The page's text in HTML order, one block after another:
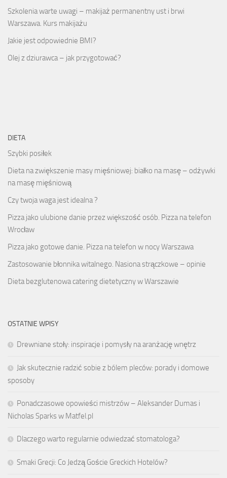
Szkolenia warte uwagi – makijaż permanentny ust i brwi
Warszawa. Kurs makijażu
Jakie jest odpowiednie BMI?
Olej z dziurawca – jak przygotować?
DIETA
Szybki posiłek
Dieta na zwiększenie masy mięśniowej: białko na masę – odżywki
na masę mięśniową
Czy twoja waga jest idealna ?
Pizza jako ulubione danie przez większość osób. Pizza na telefon
Wrocław
Pizza jako gotowe danie. Pizza na telefon w nocy Warszawa
Zastosowanie błonnika witalnego. Nasiona strączkowe – opinie
Dieta bezglutenowa catering dietetyczny w Warszawie
OSTATNIE WPISY
Drewniane stoły: inspiracje i pomysły na aranżację wnętrz
Jak skutecznie radzić sobie z bólem pleców: porady i domowe
sposoby
Ponadczasowe opowieści mistrzów – Aleksander Dumas i
Nicholas Sparks w Matfel.pl
Dlaczego warto regularnie odwiedzać stomatologa?
Smaki Grecji: Co Jedzą Goście Greckich Hotelów?